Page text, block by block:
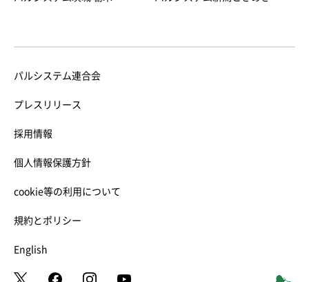
パルシステム連合会
プレスリリース
採用情報
個人情報保護方針
cookie等の利用について
規約とポリシー
English